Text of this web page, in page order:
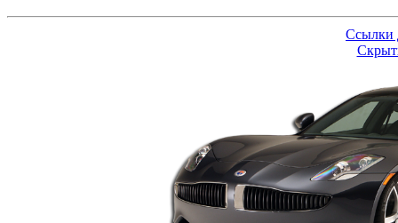
Ссылки